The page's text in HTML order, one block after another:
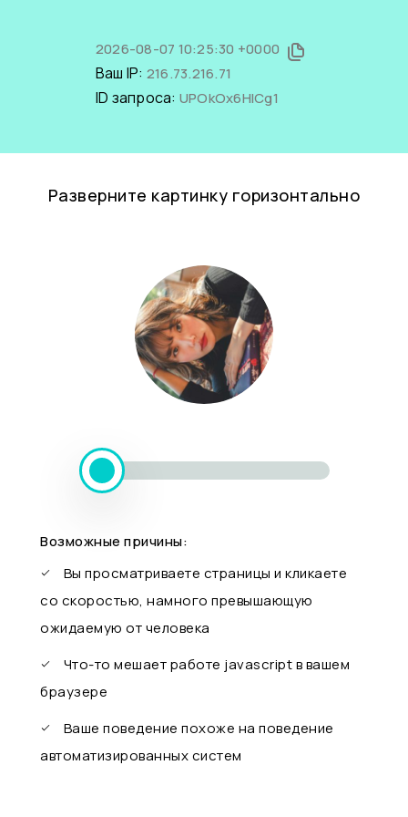
2026-08-07 10:25:30 +0000
Ваш IP: 216.73.216.71
ID запроса: UPOkOx6HICg1
Разверните картинку горизонтально
Возможные причины:
Вы просматриваете страницы и кликаете
со скоростью, намного превышающую
ожидаемую от человека
Что-то мешает работе javascript в вашем
браузере
Ваше поведение похоже на поведение
автоматизированных систем